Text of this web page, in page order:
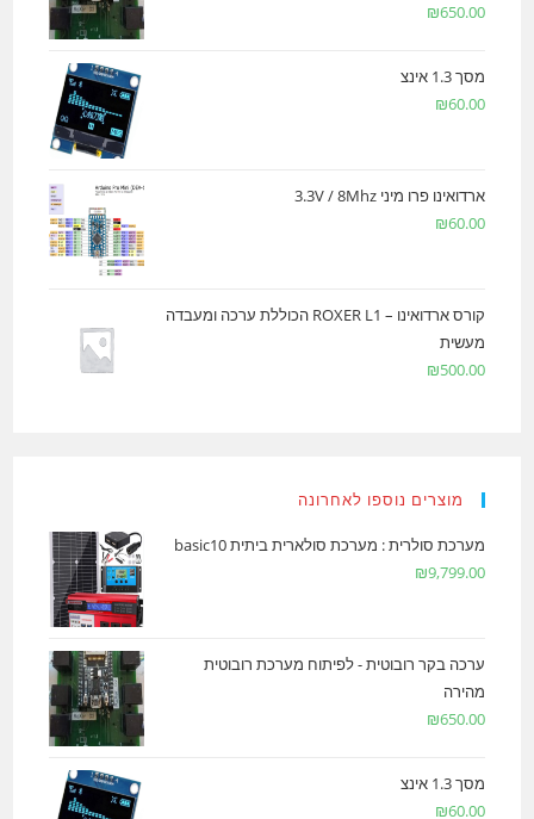
₪650.00
מסך 1.3 אינצ
₪60.00
ארדואינו פרו מיני 3.3V / 8Mhz
₪60.00
קורס ארדואינו – ROXER L1 הכוללת ערכה ומעבדה
מעשית
₪500.00
מוצרים נוספו לאחרונה
מערכת סולרית : מערכת סולארית ביתית basic10
₪9,799.00
ערכה בקר רובוטית - לפיתוח מערכת רובוטית
מהירה
₪650.00
מסך 1.3 אינצ
₪60.00